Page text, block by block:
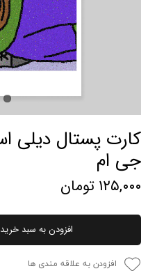
جی ام
۱۲۵,۰۰۰ تومان
افزودن به سبد خرید
افزودن به علاقه مندی ها